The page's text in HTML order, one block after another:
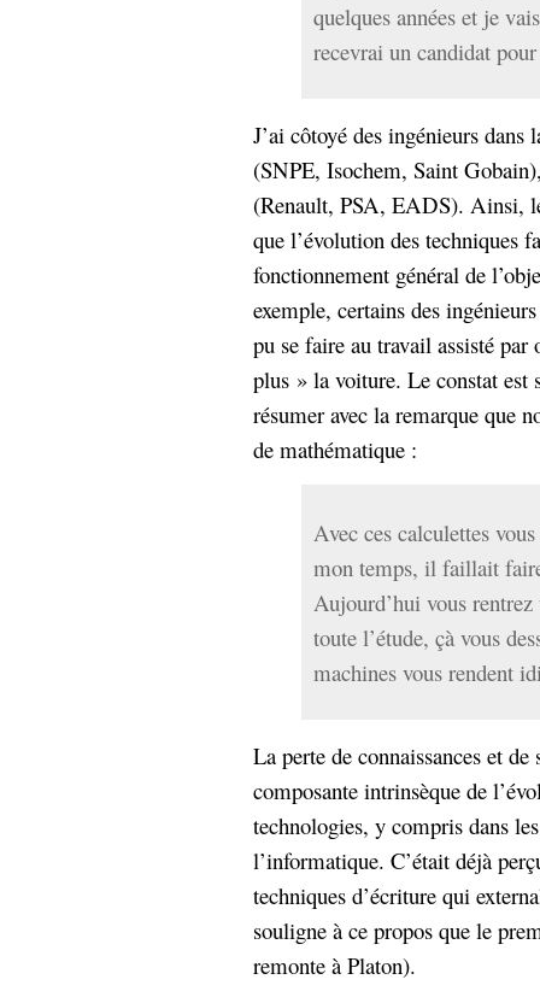
quelques années et je
recevrai un candidat
J’ai côtoyé des ingénieurs
(SNPE, Isochem, Saint
(Renault, PSA, EADS). Ainsi,
que l’évolution des techniques
fonctionnement général de
exemple, certains des
pu se faire au travail assisté
plus » la voiture. Le constat est
résumer avec la remarque que
de mathématique :
Avec ces calculettes
mon temps, il faillait
Aujourd’hui vous
toute l’étude, çà vous
machines vous rendent
La perte de connaissances et
composante intrinsèque de
technologies, y compris dans
l’informatique. C’était déjà
techniques d’écriture qui
souligne à ce propos que le
remonte à Platon).